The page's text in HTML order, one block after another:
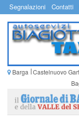
Segnalazioni Contatti
Barga Castelnuovo